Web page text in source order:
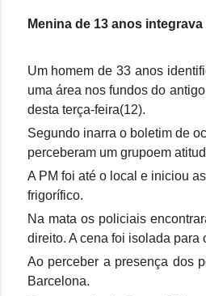
Menina de 13 anos
Um homem de 33 anos
uma área nos fundos do
desta terça-feira(12).
Segundo inarra o boletim de
perceberam um grupoem
A PM foi até o local e iniciou
frigorífico.
Na mata os policiais
direito. A cena foi isolada
Ao perceber a presença dos
Barcelona.